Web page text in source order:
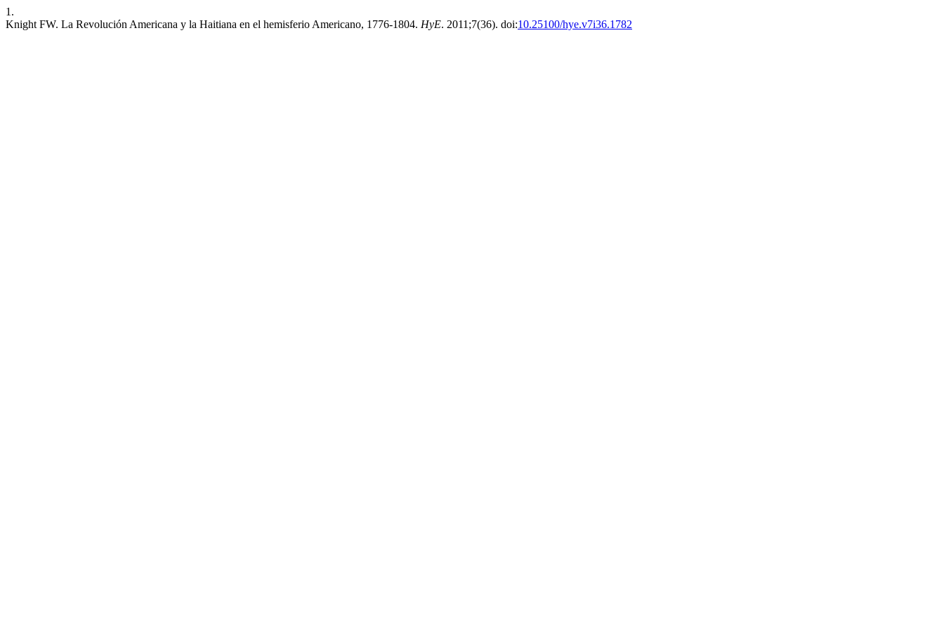
1.
Knight FW. La Revolución Americana y la Haitiana en el hemisferio Americano, 1776-1804. HyE. 2011;7(36). doi:10.25100/hye.v7i36.1782